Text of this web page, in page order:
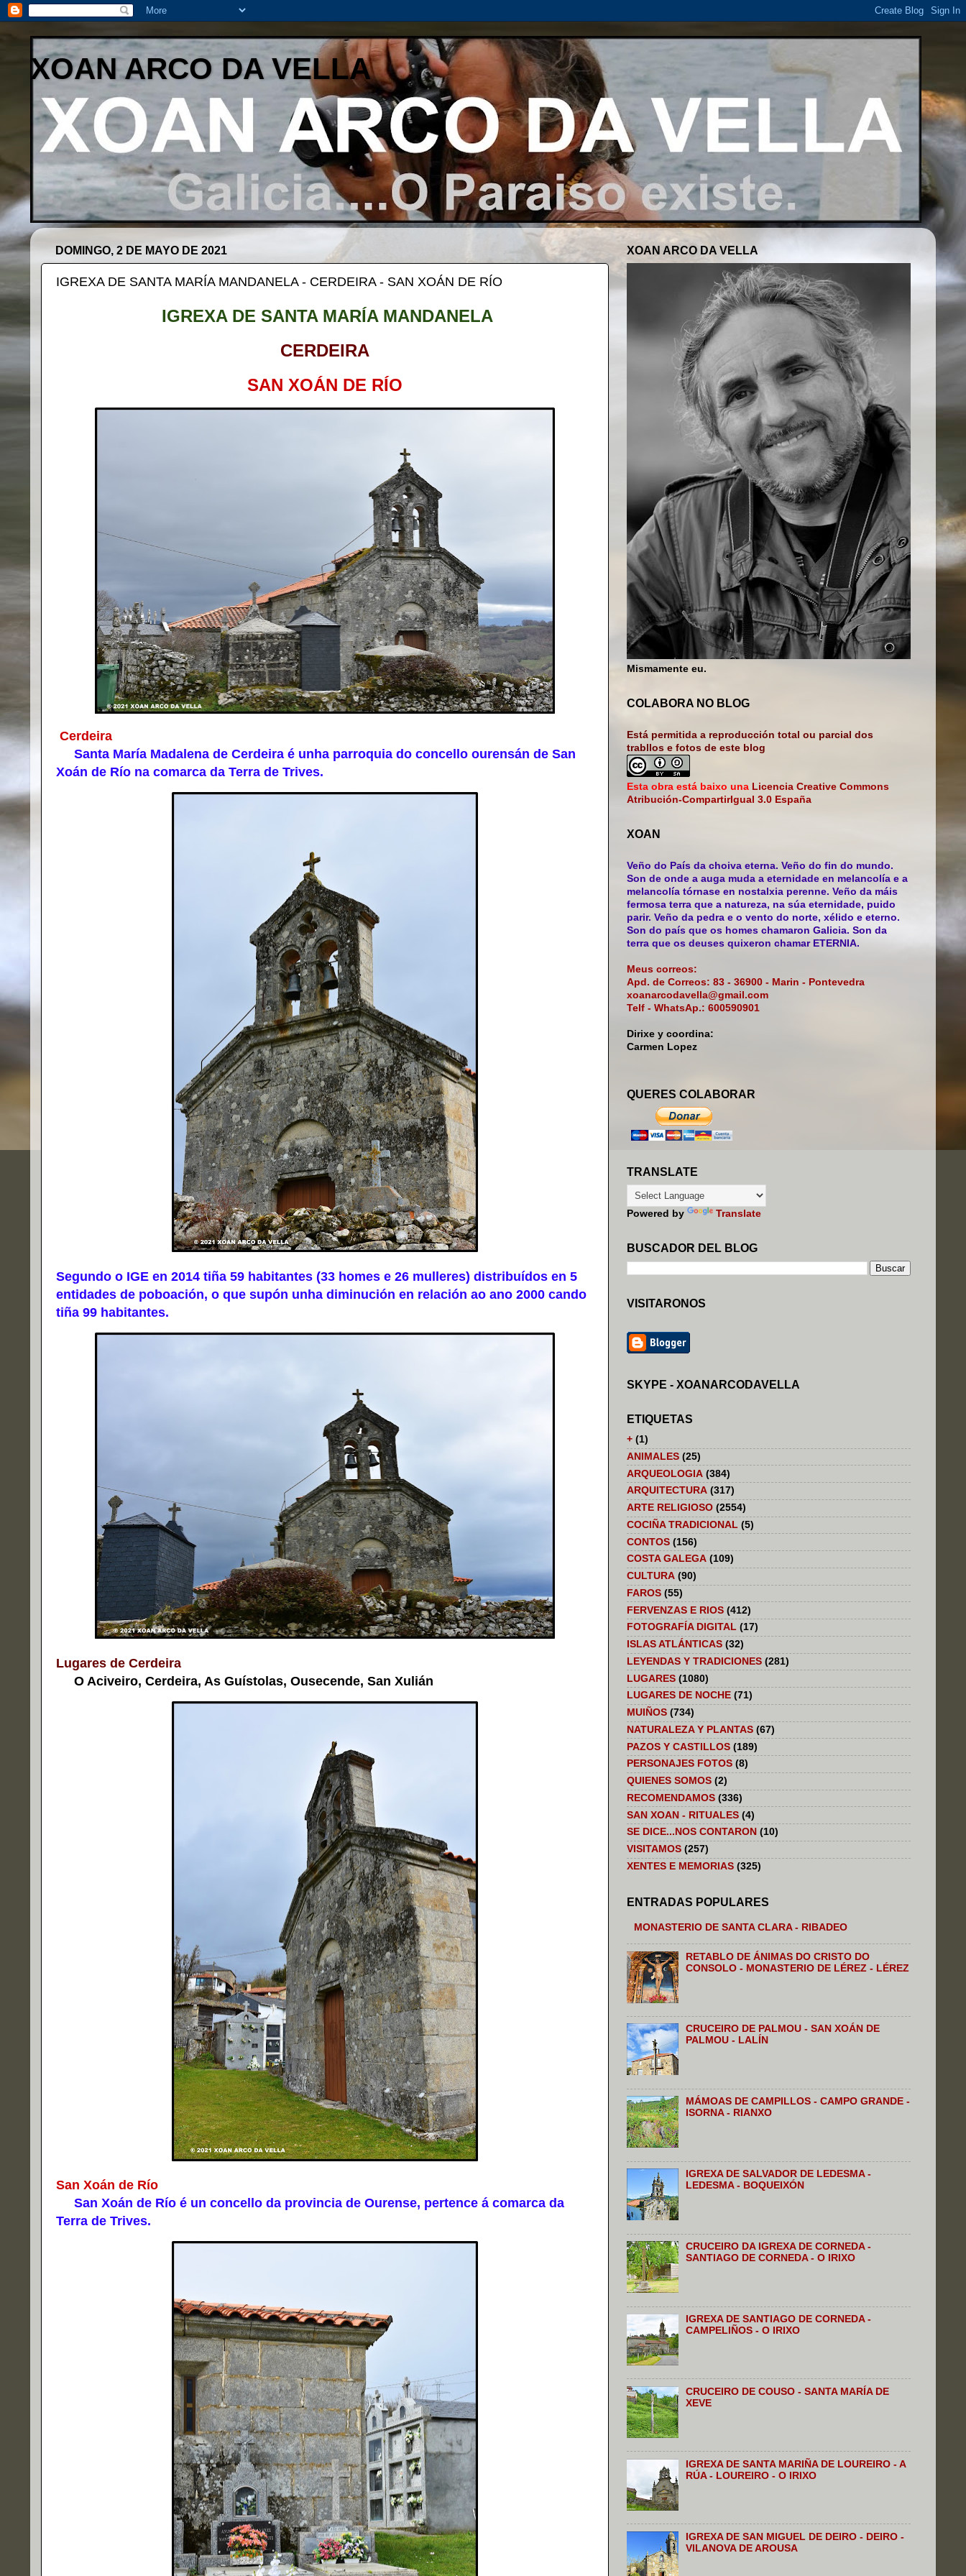
XOAN ARCO DA VELLA
DOMINGO, 2 DE MAYO DE 2021
IGREXA DE SANTA MARÍA MANDANELA - CERDEIRA - SAN XOÁN DE RÍO
IGREXA DE SANTA MARÍA MANDANELA
CERDEIRA
SAN XOÁN DE RÍO
Cerdeira
Santa María Madalena de Cerdeira é unha parroquia do concello ourensán de San
Xoán de Río na comarca da Terra de Trives.
Segundo o IGE en 2014 tiña 59 habitantes (33 homes e 26 mulleres) distribuídos en 5
entidades de poboación, o que supón unha diminución en relación ao ano 2000 cando
tiña 99 habitantes.
Lugares de Cerdeira
O Aciveiro, Cerdeira, As Guístolas, Ousecende, San Xulián
San Xoán de Río
San Xoán de Río é un concello da provincia de Ourense, pertence á comarca da
Terra de Trives.
XOAN ARCO DA VELLA
Mismamente eu.
COLABORA NO BLOG
Está permitida a reproducción total ou parcial dos
trabllos e fotos de este blog
Esta obra está baixo una Licencia Creative Commons
Atribución-CompartirIgual 3.0 España
XOAN
Veño do País da choiva eterna. Veño do fin do mundo.
Son de onde a auga muda a eternidade en melancolía e a
melancolía tórnase en nostalxia perenne. Veño da máis
fermosa terra que a natureza, na súa eternidade, puido
parir. Veño da pedra e o vento do norte, xélido e eterno.
Son do país que os homes chamaron Galicia. Son da
terra que os deuses quixeron chamar ETERNIA.
Meus correos:
Apd. de Correos: 83 - 36900 - Marin - Pontevedra
xoanarcodavella@gmail.com
Telf - WhatsAp.: 600590901
Dirixe y coordina:
Carmen Lopez
QUERES COLABORAR
TRANSLATE
Powered by Translate
BUSCADOR DEL BLOG
VISITARONOS
SKYPE - XOANARCODAVELLA
ETIQUETAS
+ (1)
ANIMALES (25)
ARQUEOLOGIA (384)
ARQUITECTURA (317)
ARTE RELIGIOSO (2554)
COCIÑA TRADICIONAL (5)
CONTOS (156)
COSTA GALEGA (109)
CULTURA (90)
FAROS (55)
FERVENZAS E RIOS (412)
FOTOGRAFÍA DIGITAL (17)
ISLAS ATLÁNTICAS (32)
LEYENDAS Y TRADICIONES (281)
LUGARES (1080)
LUGARES DE NOCHE (71)
MUIÑOS (734)
NATURALEZA Y PLANTAS (67)
PAZOS Y CASTILLOS (189)
PERSONAJES FOTOS (8)
QUIENES SOMOS (2)
RECOMENDAMOS (336)
SAN XOAN - RITUALES (4)
SE DICE...NOS CONTARON (10)
VISITAMOS (257)
XENTES E MEMORIAS (325)
ENTRADAS POPULARES
MONASTERIO DE SANTA CLARA - RIBADEO
RETABLO DE ÁNIMAS DO CRISTO DO
CONSOLO - MONASTERIO DE LÉREZ - LÉREZ
CRUCEIRO DE PALMOU - SAN XOÁN DE
PALMOU - LALÍN
MÁMOAS DE CAMPILLOS - CAMPO GRANDE -
ISORNA - RIANXO
IGREXA DE SALVADOR DE LEDESMA -
LEDESMA - BOQUEIXÓN
CRUCEIRO DA IGREXA DE CORNEDA -
SANTIAGO DE CORNEDA - O IRIXO
IGREXA DE SANTIAGO DE CORNEDA -
CAMPELIÑOS - O IRIXO
CRUCEIRO DE COUSO - SANTA MARÍA DE
XEVE
IGREXA DE SANTA MARIÑA DE LOUREIRO - A
RÚA - LOUREIRO - O IRIXO
IGREXA DE SAN MIGUEL DE DEIRO - DEIRO -
VILANOVA DE AROUSA